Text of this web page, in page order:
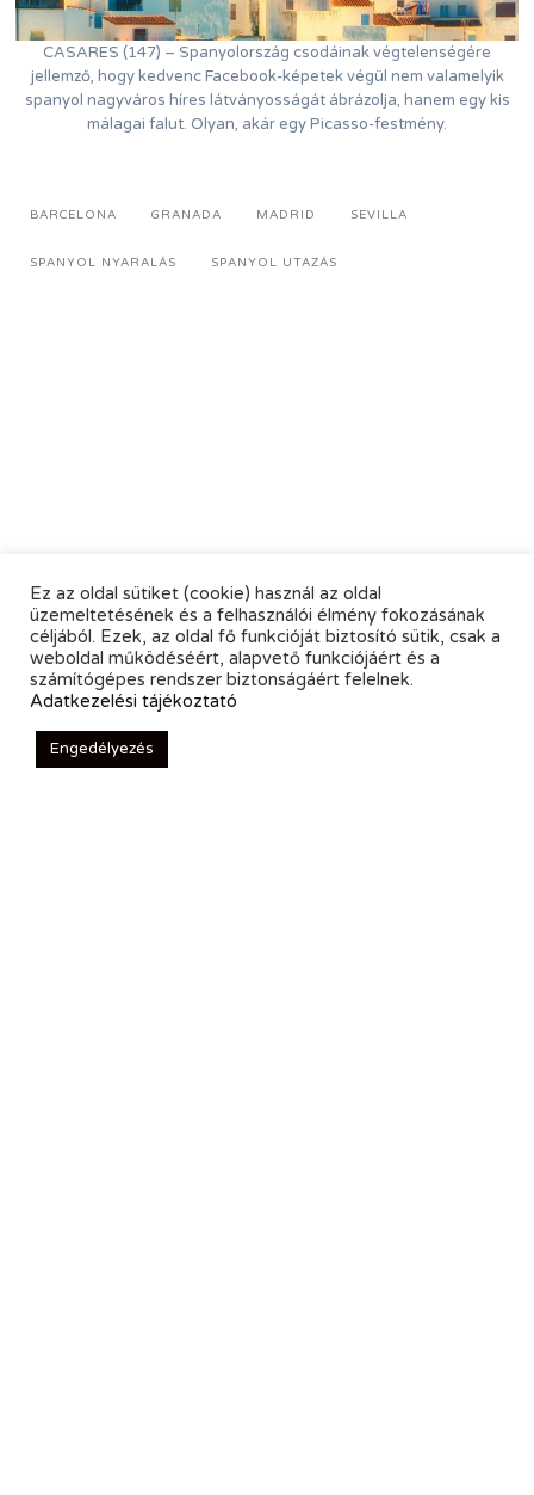
CASARES (147) – Spanyolország csodáinak végtelenségére
jellemző, hogy kedvenc Facebook-képetek végül nem valamelyik
spanyol nagyváros híres látványosságát ábrázolja, hanem egy kis
málagai falut. Olyan, akár egy Picasso-festmény.
BARCELONA GRANADA MADRID SEVILLA
SPANYOL NYARALÁS SPANYOL UTAZÁS
Ez az oldal sütiket (cookie) használ az oldal
üzemeltetésének és a felhasználói élmény fokozásának
céljából. Ezek, az oldal fő funkcióját biztosító sütik, csak a
weboldal működéséért, alapvető funkciójáért és a
számítógépes rendszer biztonságáért felelnek.
Adatkezelési tájékoztató
Engedélyezés